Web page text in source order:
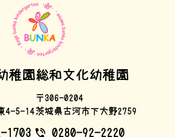
稚園
4-5-14
1703
総和文化幼稚園
〒306-0204
茨城県古河市下大野2759
0280-92-2220